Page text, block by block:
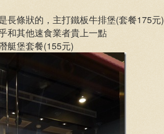
長條狀的，主打鐵板牛排堡(套餐175元)
和其他速食業者貴上一點
艇堡套餐(155元)